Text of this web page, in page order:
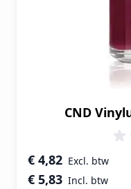
CND
Speciale prijs
€ 5,83
€ 4,82